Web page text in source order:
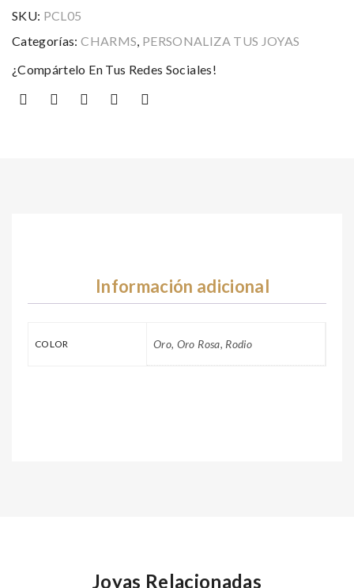
SKU: PCL05
Categorías:CHARMS, PERSONALIZA TUS JOYAS
¿Compártelo En Tus Redes Sociales!
Información adicional
COLOR Oro, Oro Rosa, Rodio
Joyas Relacionadas